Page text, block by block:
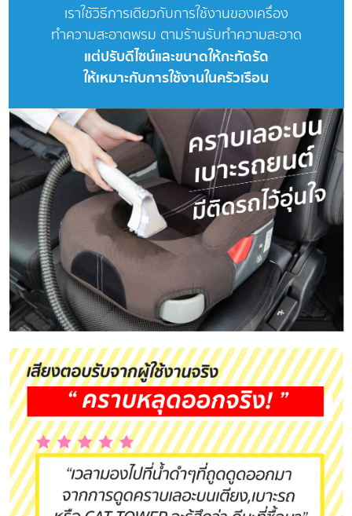
เราใช้วิธีการเดียวกับการใช้งานของเครื่อง
ทำความสะอาดพรม ตามร้านรับทำความสะอาด
แต่ปรับดีไซน์และขนาดให้กะทัดรัด
ให้เหมาะกับการใช้งานในครัวเรือน